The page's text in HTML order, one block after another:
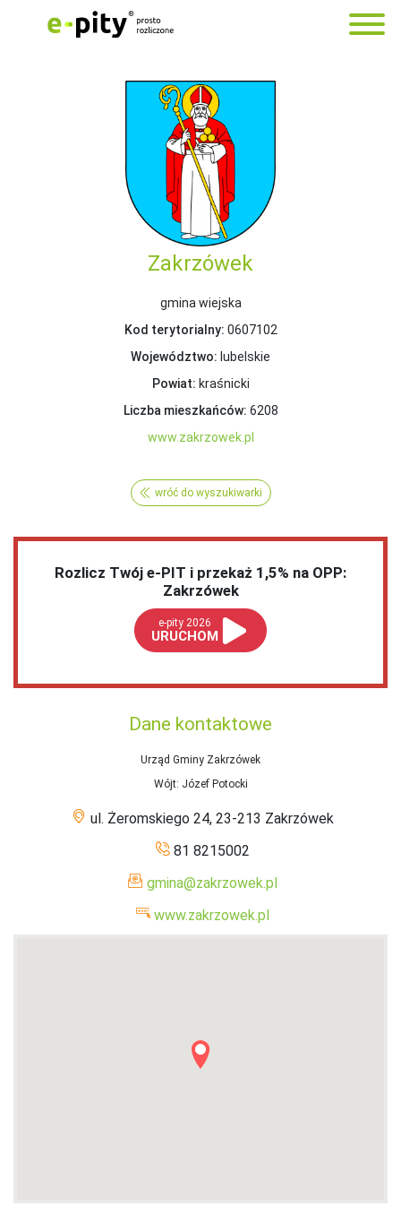
Zakrzówek
gmina wiejska
Kod terytorialny: 0607102
Województwo: lubelskie
Powiat: kraśnicki
Liczba mieszkańców: 6208
www.zakrzowek.pl
wróć do wyszukiwarki
Rozlicz Twój e-PIT i przekaż 1,5% na OPP:
Zakrzówek
e-pity 2026
URUCHOM
Dane kontaktowe
Urząd Gminy Zakrzówek
Wójt: Józef Potocki
ul. Żeromskiego 24, 23-213 Zakrzówek
81 8215002
gmina@zakrzowek.pl
www.zakrzowek.pl